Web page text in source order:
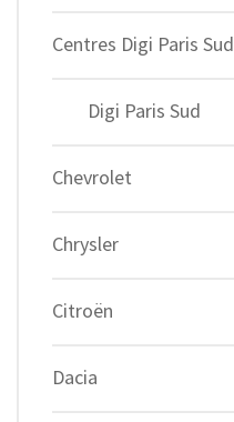
Centres Digi Paris Sud
Digi Paris Sud
Chevrolet
Chrysler
Citroën
Dacia